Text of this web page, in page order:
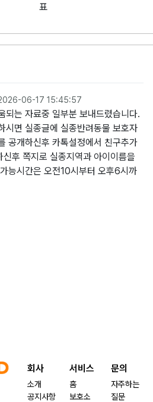
표
06-17 15:45:57
되는 자료중 일부분 보내드렸습니다.
시면 실종글에 실종반려동물 보호자
공개하신후 카톡설정에서 친구추가
신후 쪽지로 실종지역과 아이이름을
능시간은 오전10시부터 오후6시까
회사
소개
공지사항
서비스
홈
보호소
문의
자주하는
질문